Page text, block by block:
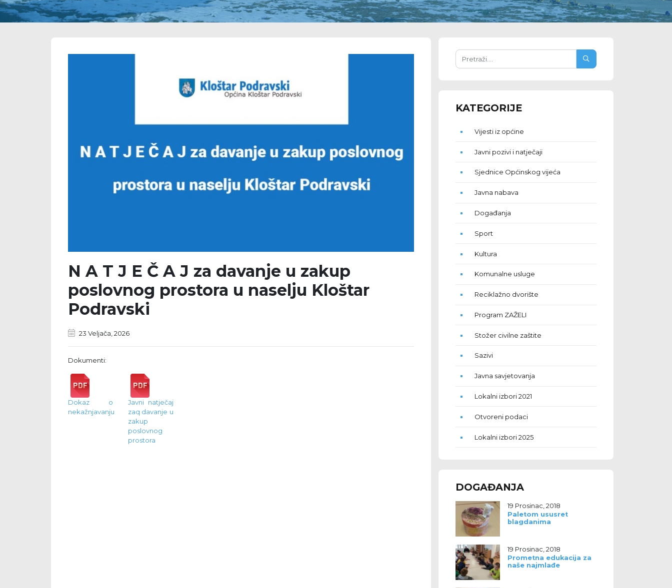
N A T J E Č A J za davanje u zakup
poslovnog prostora u naselju Kloštar
Podravski
23 Veljača, 2026
Dokumenti:
Dokaz o
nekažnjavanju
Javni natječaj
zaq davanje u
zakup
poslovnog
prostora
KATEGORIJE
Vijesti iz općine
Javni pozivi i natječaji
Sjednice Općinskog vijeća
Javna nabava
Događanja
Sport
Kultura
Komunalne usluge
Reciklažno dvorište
Program ZAŽELI
Stožer civilne zaštite
Sazivi
Javna savjetovanja
Lokalni izbori 2021
Otvoreni podaci
Lokalni izbori 2025
DOGAĐANJA
19 Prosinac, 2018
Paletom ususret
blagdanima
19 Prosinac, 2018
Prometna edukacija za
naše najmlađe